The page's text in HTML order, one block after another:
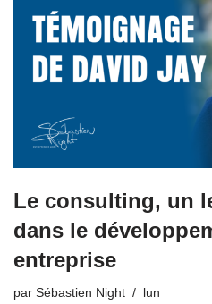
Le consulting, un
dans le
entreprise
par Sébastien Night lun